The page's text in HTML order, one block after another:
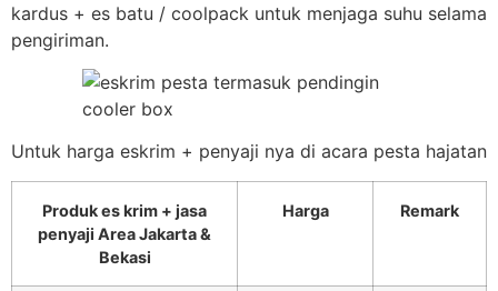
kardus + es batu / coolpack untuk menjaga suhu selama
pengiriman.
Untuk harga eskrim + penyaji nya di acara pesta hajatan
Produk es krim + jasa
penyaji Area Jakarta &
Bekasi
Harga Remark